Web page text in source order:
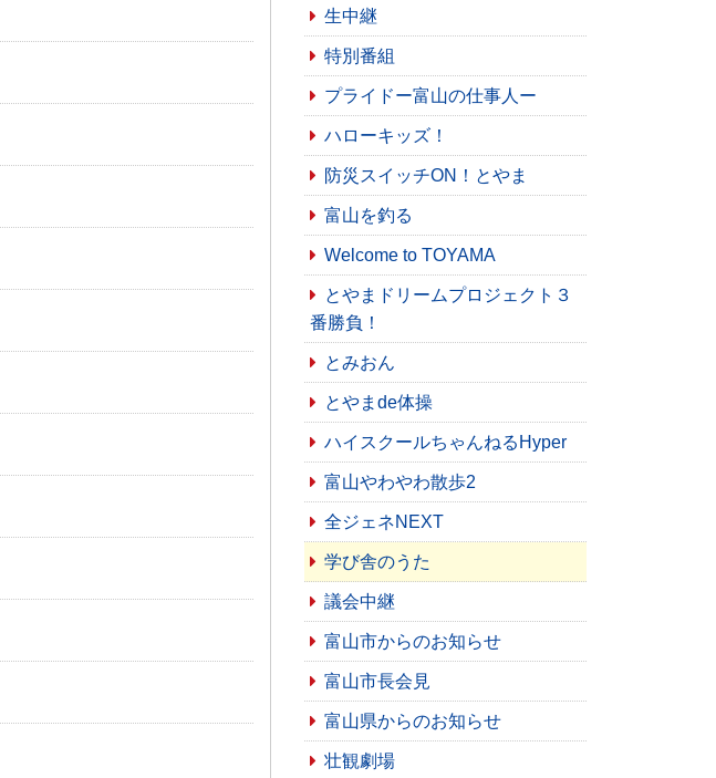
生中継
特別番組
プライドー富山の仕事人ー
ハローキッズ！
防災スイッチON！とやま
富山を釣る
Welcome to TOYAMA
とやまドリームプロジェクト３
番勝負！
とみおん
とやまde体操
ハイスクールちゃんねるHyper
富山やわやわ散歩2
全ジェネNEXT
学び舎のうた
議会中継
富山市からのお知らせ
富山市長会見
富山県からのお知らせ
壮観劇場